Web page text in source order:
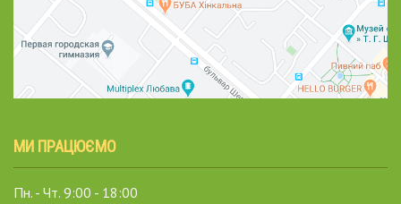
МИ ПРАЦЮЄМО
Пн. - Чт. 9:00 - 18:00